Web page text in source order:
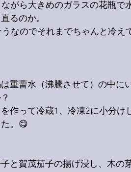
がら大きめのガラスの花瓶で
るのか。
なのでそれまでちゃんと冷え
重曹水（沸騰させて）の中に
作って冷蔵1、冷凍2に小分け
。😋
と賀茂茄子の揚げ浸し、木の